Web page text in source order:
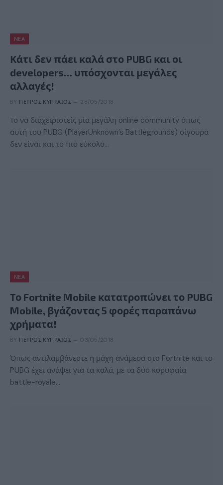
ΝΈΑ
Κάτι δεν πάει καλά στο PUBG και οι
developers… υπόσχονται μεγάλες
αλλαγές!
BY ΠΈΤΡΟΣ ΚΥΠΡΑΊΟΣ 28/05/2018
Το να διαχειριστείς μία μεγάλη online community όπως
αυτή του PUBG (PlayerUnknown’s Battlegrounds) σίγουρα
δεν είναι και το πιο εύκολο…
ΝΈΑ
Το Fortnite Mobile κατατροπώνει το PUBG
Mobile, βγάζοντας 5 φορές παραπάνω
χρήματα!
BY ΠΈΤΡΟΣ ΚΥΠΡΑΊΟΣ 03/05/2018
Όπως αντιλαμβάνεστε η μάχη ανάμεσα στο Fortnite και το
PUBG έχει ανάψει για τα καλά, με τα δύο κορυφαία
battle-royale…